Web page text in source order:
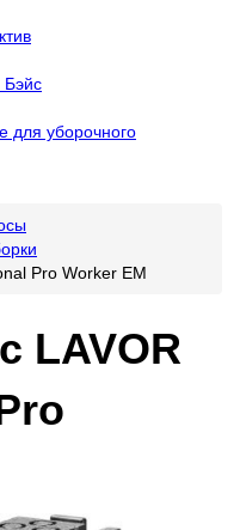
для уборочного
Pro Worker EM
LAVOR